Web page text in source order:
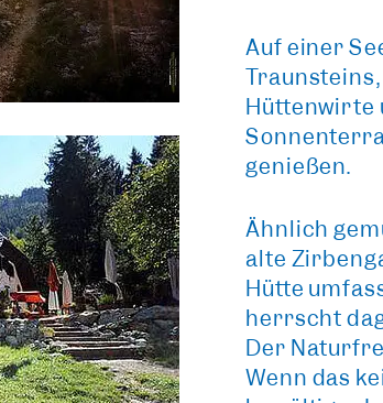
Auf einer
Hüttenwirte
genießen.
Ähnlich
alte
Hütte
herrscht
Der
Wenn das